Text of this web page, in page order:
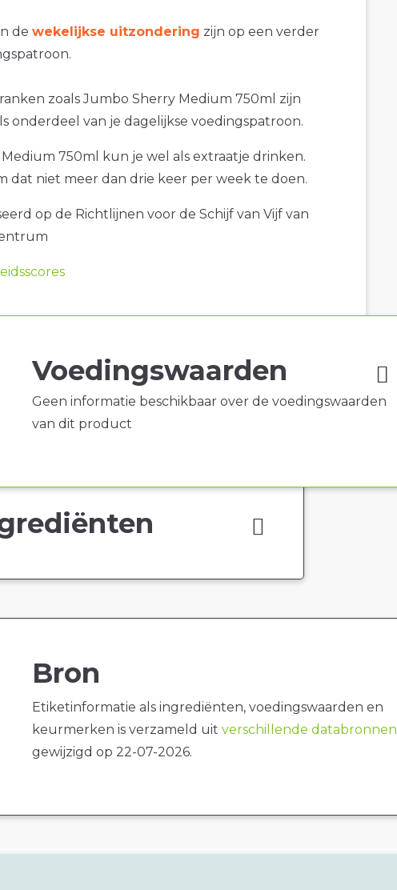
de wekelijkse uitzondering zijn op een verder
zoals Jumbo Sherry Medium 750ml zijn
onderdeel van je dagelijkse voedingspatroon.
750ml kun je wel als extraatje drinken.
dat niet meer dan drie keer per week te doen.
op de Richtlijnen voor de Schijf van Vijf van
Voedingswaarden
Geen informatie beschikbaar over de voedingswaarden
van dit product
Bron
Etiketinformatie als ingrediënten, voedingswaarden en
keurmerken is verzameld uit verschillende databronnen
gewijzigd op 22-07-2026.